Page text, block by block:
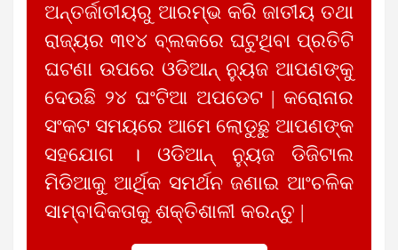
ଅନ୍ତର୍ଜାତୀୟରୁ ଆରମ୍ଭ କରି ଜାତୀୟ ତଥା
ରାଜ୍ୟର ୩୧୪ ବ୍ଲକରେ ଘଟୁଥିବା ପ୍ରତିଟି
ଘଟଣା ଉପରେ ଓଡିଆନ୍ ନ୍ୟୁଜ ଆପଣଙ୍କୁ
ଦେଉଛି ୨୪ ଘଂଟିଆ ଅପଡେଟ | କରୋନାର
ସଂକଟ ସମୟରେ ଆମେ ଲୋଡୁଛୁ ଆପଣଙ୍କ
ସହଯୋଗ । ଓଡିଆନ୍ ନ୍ୟୁଜ ଡିଜିଟାଲ
ମିଡିଆକୁ ଆର୍ଥିକ ସମର୍ଥନ ଜଣାଇ ଆଂଚଳିକ
ସାମ୍ବାଦିକତାକୁ ଶକ୍ତିଶାଳୀ କରନ୍ତୁ |